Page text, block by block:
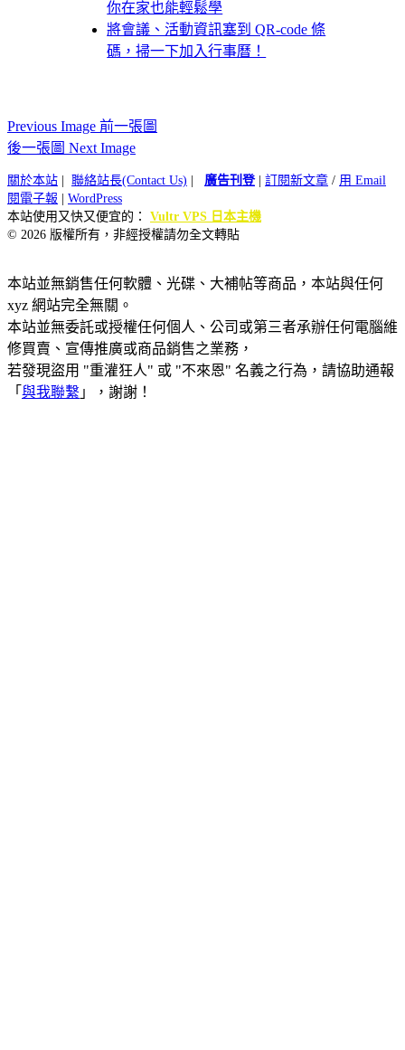
你在家也能輕鬆學
將會議、活動資訊塞到 QR-code 條
碼，掃一下加入行事曆！
Previous Image 前一張圖
後一張圖 Next Image
關於本站 聯絡站長(Contact Us) 廣告刊登| 訂閱新文章 / 用 Email
閱電子報
WordPress
本站使用又快又便宜的： Vultr VPS 日本主機
© 2026 版權所有，非經授權請勿全文轉貼
本站並無銷售任何軟體、光碟、大補帖等商品，本站與任何
xyz 網站完全無關。
本站並無委託或授權任何個人、公司或第三者承辦任何電腦維
修買賣、宣傳推廣或商品銷售之業務，
若發現盜用 "重灌狂人" 或 "不來恩" 名義之行為，請協助通報
「 與我聯繫 」，謝謝！